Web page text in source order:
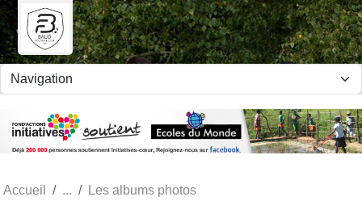
Accueil Les albums photos
Panneau de gestion des cookies